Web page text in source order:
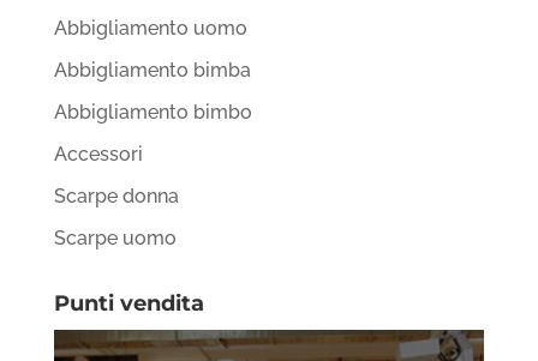
Abbigliamento uomo
Abbigliamento bimba
Abbigliamento bimbo
Accessori
Scarpe donna
Scarpe uomo
Punti vendita